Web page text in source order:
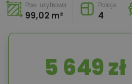
Pow. użytkowa
99,02 m²
Pokoje
4
5 649 zł